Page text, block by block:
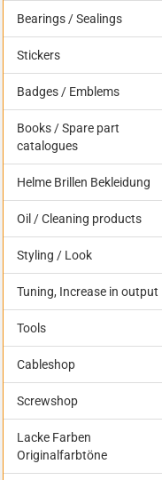
Bearings / Sealings
Stickers
Badges / Emblems
Books / Spare part
catalogues
Helme Brillen Bekleidung
Oil / Cleaning products
Styling / Look
Tuning, Increase in output
Tools
Cableshop
Screwshop
Lacke Farben
Originalfarbtöne